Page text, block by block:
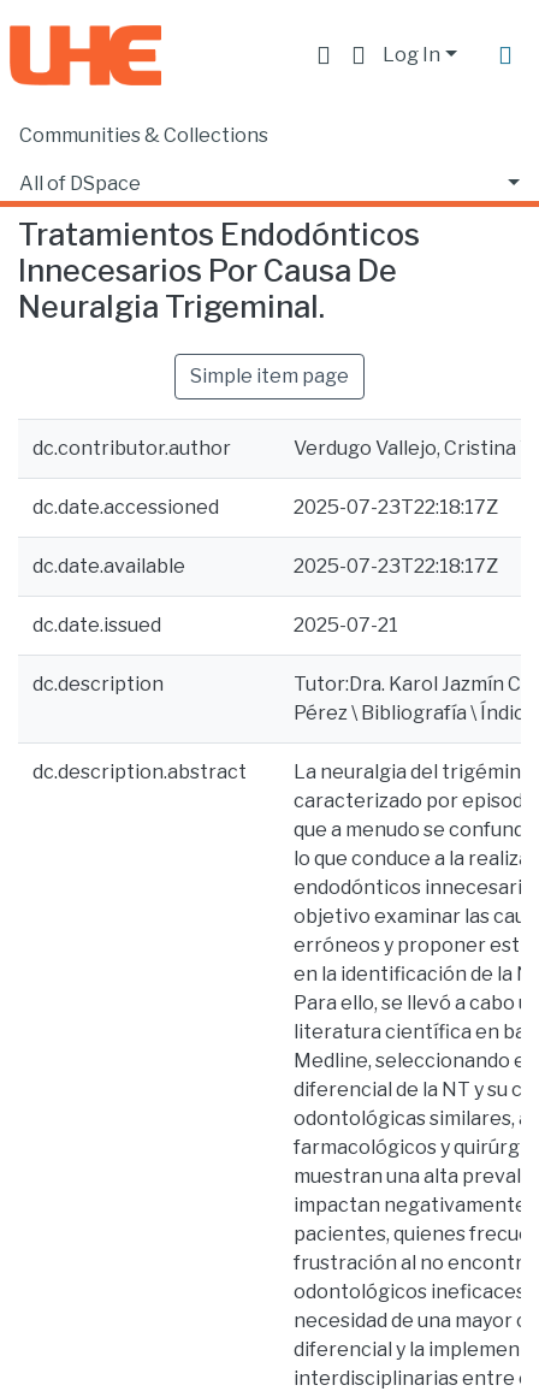
Log In
Communities & Collections
All of DSpace
Statistics
Home
Tratamientos Endodónticos
Innecesarios Por Causa De
Neuralgia Trigeminal.
Simple item page
dc.contributor.author Verdugo Vallejo, Cristina
dc.date.accessioned 2025-07-23T22:18:17Z
dc.date.available 2025-07-23T22:18:17Z
dc.date.issued 2025-07-21
dc.description
Tutor:Dra. Karol Jazmín
Pérez \ Bibliografía \ Índice
dc.description.abstract
La neuralgia del
caracterizado por
que a menudo se
lo que conduce a la
endodónticos
objetivo examinar las
erróneos y proponer
en la identificación de la
Para ello, se llevó a cabo
literatura científica en
Medline, seleccionando
diferencial de la NT y su
odontológicas similares,
farmacológicos y
muestran una alta
impactan negativamente
pacientes, quienes
frustración al no
odontológicos ineficaces.
necesidad de una mayor
diferencial y la
interdisciplinarias entre